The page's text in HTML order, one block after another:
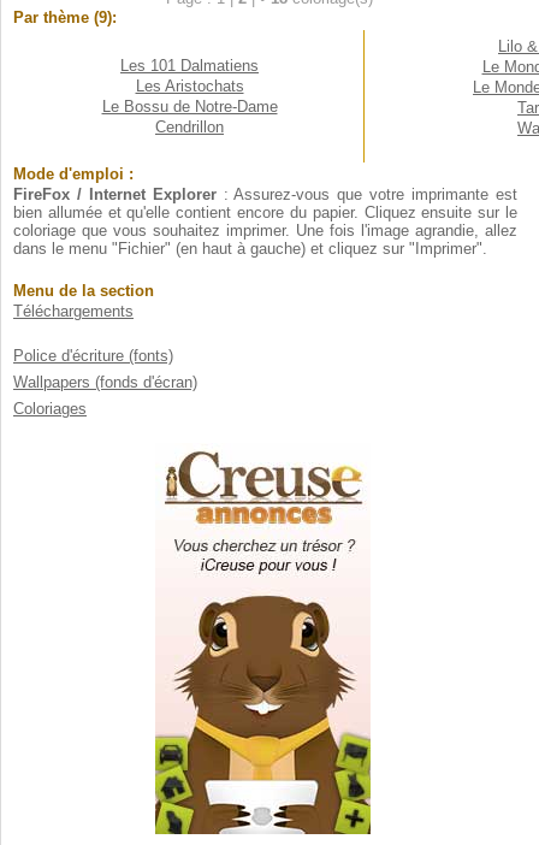
Par thème (9):
Les 101 Dalmatiens
Les Aristochats
Le Bossu de Notre-Dame
Cendrillon
Lilo
Le
Le
Mode d'emploi :
FireFox / Internet Explorer: Assurez-vous que votre imprimante est
bien allumée et qu'elle contient encore du papier. Cliquez ensuite sur le
coloriage que vous souhaitez imprimer. Une fois l'image agrandie, allez
dans le menu "Fichier" (en haut à gauche) et cliquez sur "Imprimer".
Menu de la section
Téléchargements
Police d'écriture (fonts)
Wallpapers (fonds d'écran)
Coloriages